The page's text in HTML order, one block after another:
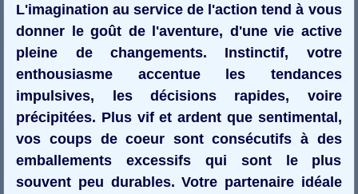
L'imagination au service de l'action tend à vous
donner le goût de l'aventure, d'une vie active
pleine de changements. Instinctif, votre
enthousiasme accentue les tendances
impulsives, les décisions rapides, voire
précipitées. Plus vif et ardent que sentimental,
vos coups de coeur sont consécutifs à des
emballements excessifs qui sont le plus
souvent peu durables. Votre partenaire idéale